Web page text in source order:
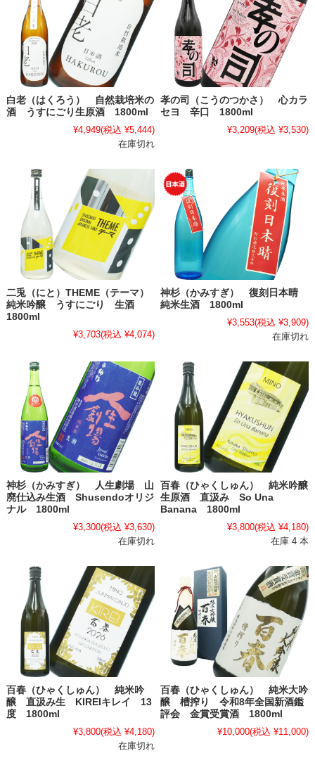
白老（はくろう） 自然栽培米の
酒 うすにごり生原酒 1800ml
¥4,949(税込 ¥5,444)
在庫切れ
孝の司（こうのつかさ） 心カラ
セヨ 辛口 1800ml
¥3,209(税込 ¥3,530)
二兎（にと）THEME（テーマ）
純米吟醸 うすにごり 生酒
1800ml
¥3,703(税込 ¥4,074)
神杉（かみすぎ） 復刻日本晴
純米生酒 1800ml
¥3,553(税込 ¥3,909)
在庫切れ
神杉（かみすぎ） 人生劇場 山
廃仕込み生酒 Shusendoオリジ
ナル 1800ml
¥3,300(税込 ¥3,630)
在庫切れ
百春（ひゃくしゅん） 純米吟醸
生原酒 直汲み So Una
Banana 1800ml
¥3,800(税込 ¥4,180)
在庫 4 本
百春（ひゃくしゅん） 純米吟
醸 直汲み生 KIREIキレイ 13
度 1800ml
¥3,800(税込 ¥4,180)
在庫切れ
百春（ひゃくしゅん） 純米大吟
醸 槽搾り 令和8年全国新酒鑑
評会 金賞受賞酒 1800ml
¥10,000(税込 ¥11,000)